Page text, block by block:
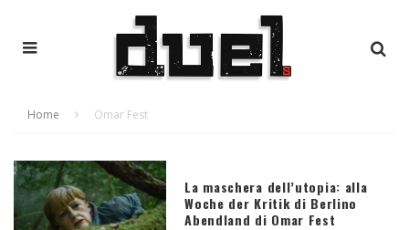
Home Omar Fest
La maschera dell’utopia: alla
Woche der Kritik di Berlino
Abendland di Omar Fest